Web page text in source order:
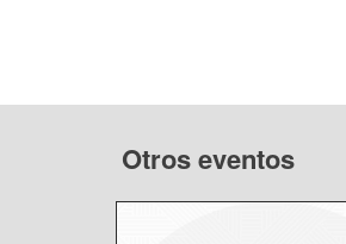
Otros eventos